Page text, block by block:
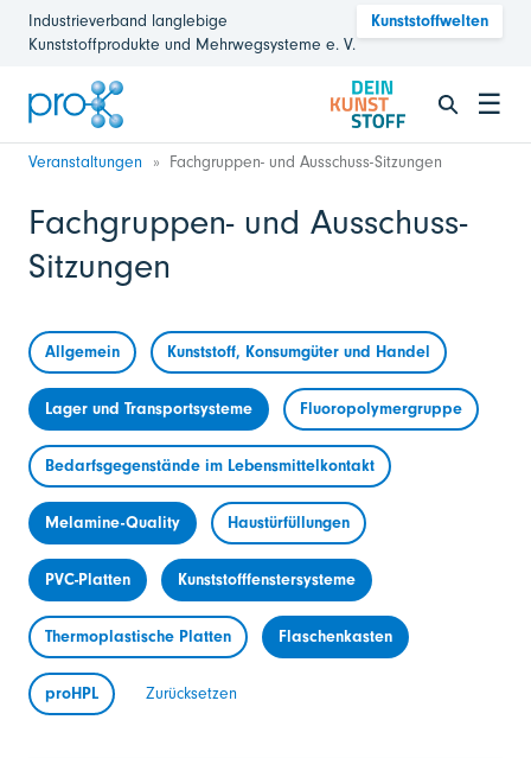
Industrieverband langlebige
Kunststoffprodukte und Mehrwegsysteme e. V.
Kunststoffwelten
☰
Veranstaltungen Fachgruppen- und Ausschuss-Sitzungen
Fachgruppen- und Ausschuss-
Sitzungen
Allgemein Kunststoff, Konsumgüter und Handel
Lager und Transportsysteme Fluoropolymergruppe
Bedarfsgegenstände im Lebensmittelkontakt
Melamine-Quality Haustürfüllungen
PVC-Platten Kunststofffenstersysteme
Thermoplastische Platten Flaschenkasten
proHPL Zurücksetzen